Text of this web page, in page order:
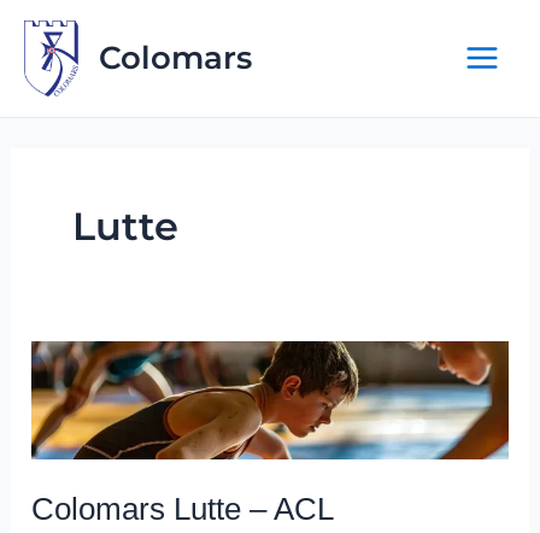
Aller
contenu
Colomars
Lutte
Colomars Lutte – ACL
Colomars
Lutte
–
ACL